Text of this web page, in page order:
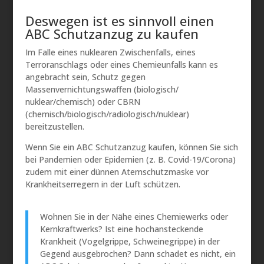
Deswegen ist es sinnvoll einen
ABC Schutzanzug zu kaufen
Im Falle eines nuklearen Zwischenfalls, eines
Terroranschlags oder eines Chemieunfalls kann es
angebracht sein, Schutz gegen
Massenvernichtungswaffen (biologisch/
nuklear/chemisch) oder CBRN
(chemisch/biologisch/radiologisch/nuklear)
bereitzustellen.
Wenn Sie ein ABC Schutzanzug kaufen, können Sie sich
bei Pandemien oder Epidemien (z. B. Covid-19/Corona)
zudem mit einer dünnen Atemschutzmaske vor
Krankheitserregern in der Luft schützen.
Wohnen Sie in der Nähe eines Chemiewerks oder
Kernkraftwerks? Ist eine hochansteckende
Krankheit (Vogelgrippe, Schweinegrippe) in der
Gegend ausgebrochen? Dann schadet es nicht, ein